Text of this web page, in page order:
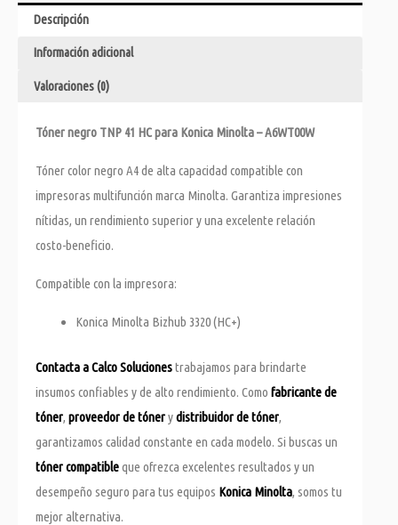
Descripción
Información adicional
Valoraciones (0)
Tóner negro TNP 41 HC para Konica Minolta – A6WT00W
Tóner color negro A4 de alta capacidad compatible con
impresoras multifunción marca Minolta. Garantiza impresiones
nítidas, un rendimiento superior y una excelente relación
costo-beneficio.
Compatible con la impresora:
Konica Minolta Bizhub 3320 (HC+)
Contacta a Calco Solucionestrabajamos para brindarte
insumos confiables y de alto rendimiento. Como fabricante de
tóner, proveedor de tónerydistribuidor de tóner,
garantizamos calidad constante en cada modelo. Si buscas un
tóner compatibleque ofrezca excelentes resultados y un
desempeño seguro para tus equipos Konica Minolta, somos tu
mejor alternativa.